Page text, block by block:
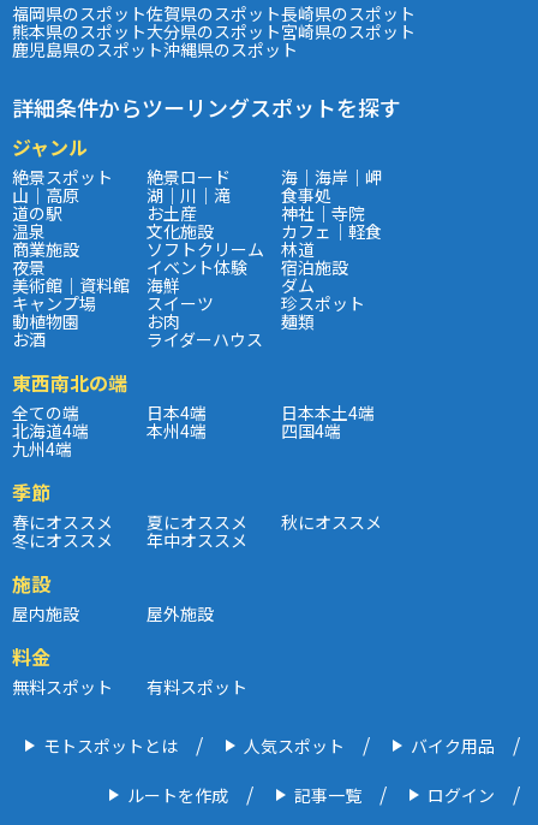
福岡県のスポット佐賀県のスポット長崎県のスポット
熊本県のスポット大分県のスポット宮崎県のスポット
鹿児島県のスポット沖縄県のスポット
詳細条件からツーリングスポットを探す
ジャンル
絶景スポット 絶景ロード 海｜海岸｜岬
山｜高原 湖｜川｜滝 食事処
道の駅 お土産 神社｜寺院
温泉 文化施設 カフェ｜軽食
商業施設 ソフトクリーム 林道
夜景 イベント体験 宿泊施設
美術館｜資料館 海鮮 ダム
キャンプ場 スイーツ 珍スポット
動植物園 お肉 麺類
お酒 ライダーハウス
東西南北の端
全ての端 日本4端 日本本土4端
北海道4端 本州4端 四国4端
九州4端
季節
春にオススメ 夏にオススメ 秋にオススメ
冬にオススメ 年中オススメ
施設
屋内施設 屋外施設
料金
無料スポット 有料スポット
モトスポットとは 人気スポット バイク用品
ルートを作成 記事一覧 ログイン